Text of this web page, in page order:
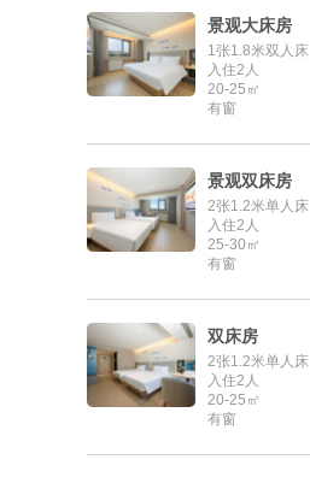
景观大床房
1张1.8米双人床
入住2人
20-25㎡
有窗
景观双床房
2张1.2米单人床
入住2人
25-30㎡
有窗
双床房
2张1.2米单人床
入住2人
20-25㎡
有窗